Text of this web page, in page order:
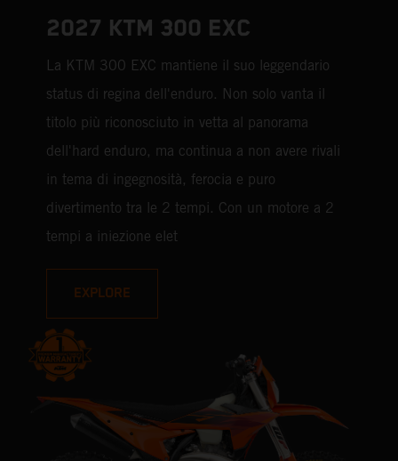
2027 KTM 300 EXC
La KTM 300 EXC mantiene il suo leggendario
status di regina dell'enduro. Non solo vanta il
titolo più riconosciuto in vetta al panorama
dell'hard enduro, ma continua a non avere rivali
in tema di ingegnosità, ferocia e puro
divertimento tra le 2 tempi. Con un motore a 2
tempi a iniezione elet
EXPLORE